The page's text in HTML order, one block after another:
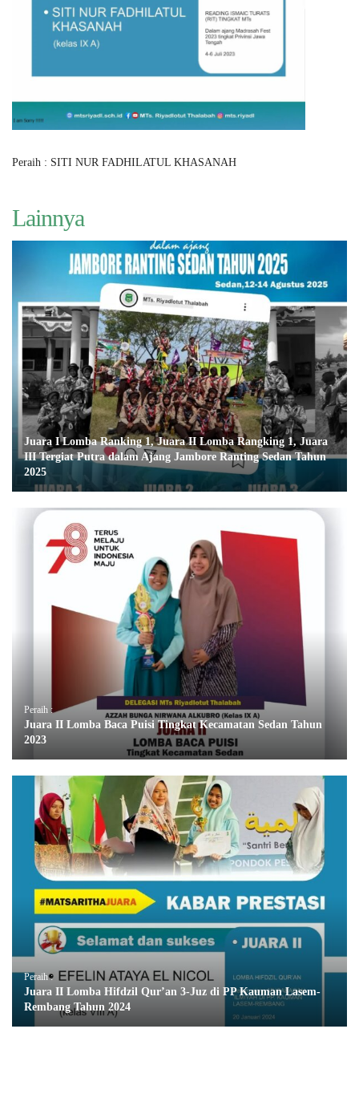
Peraih : SITI NUR FADHILATUL KHASANAH
Lainnya
Juara I Lomba Ranking 1, Juara II Lomba Rangking 1, Juara
III Tergiat Putra dalam Ajang Jambore Ranting Sedan Tahun
2025
Peraih :
Juara II Lomba Baca Puisi Tingkat Kecamatan Sedan Tahun
2023
Peraih :
Juara II Lomba Hifdzil Qur’an 3-Juz di PP Kauman Lasem-
Rembang Tahun 2024